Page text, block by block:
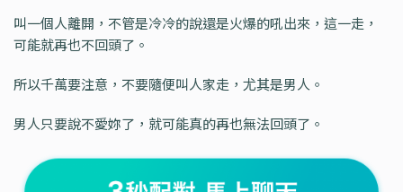
叫一個人離開，不管是冷冷的說還是火爆的吼出來，這一走，
可能就再也不回頭了。
所以千萬要注意，不要隨便叫人家走，尤其是男人。
男人只要說不愛妳了，就可能真的再也無法回頭了。